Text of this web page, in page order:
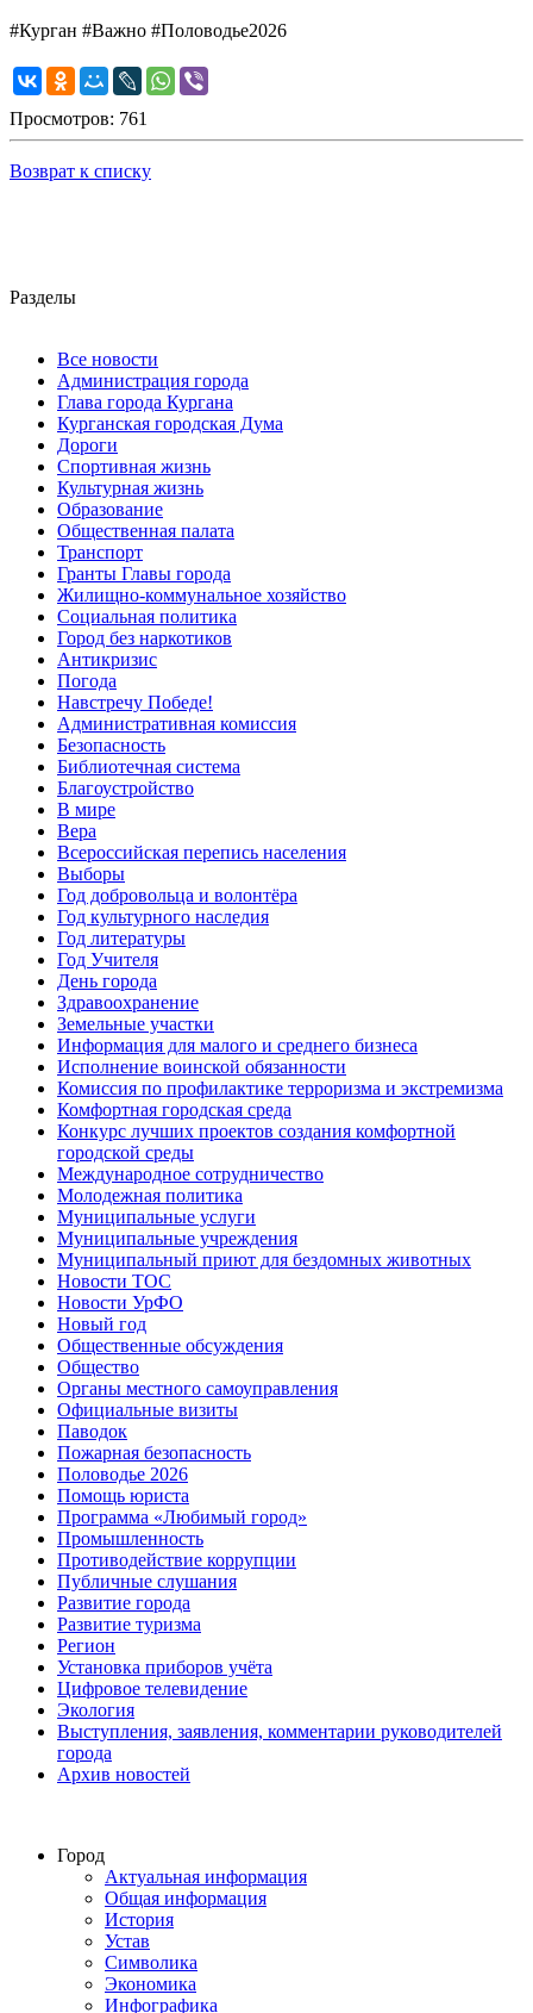
#Курган #Важно #Половодье2026
Просмотров: 761
Возврат к списку
Разделы
Все новости
Администрация города
Глава города Кургана
Курганская городская Дума
Дороги
Спортивная жизнь
Культурная жизнь
Образование
Общественная палата
Транспорт
Гранты Главы города
Жилищно-коммунальное хозяйство
Социальная политика
Город без наркотиков
Антикризис
Погода
Навстречу Победе!
Административная комиссия
Безопасность
Библиотечная система
Благоустройство
В мире
Вера
Всероссийская перепись населения
Выборы
Год добровольца и волонтёра
Год культурного наследия
Год литературы
Год Учителя
День города
Здравоохранение
Земельные участки
Информация для малого и среднего бизнеса
Исполнение воинской обязанности
Комиссия по профилактике терроризма и экстремизма
Комфортная городская среда
Конкурс лучших проектов создания комфортной
городской среды
Международное сотрудничество
Молодежная политика
Муниципальные услуги
Муниципальные учреждения
Муниципальный приют для бездомных животных
Новости ТОС
Новости УрФО
Новый год
Общественные обсуждения
Общество
Органы местного самоуправления
Официальные визиты
Паводок
Пожарная безопасность
Половодье 2026
Помощь юриста
Программа «Любимый город»
Промышленность
Противодействие коррупции
Публичные слушания
Развитие города
Развитие туризма
Регион
Установка приборов учёта
Цифровое телевидение
Экология
Выступления, заявления, комментарии руководителей
города
Архив новостей
Город
Актуальная информация
Общая информация
История
Устав
Символика
Экономика
Инфографика